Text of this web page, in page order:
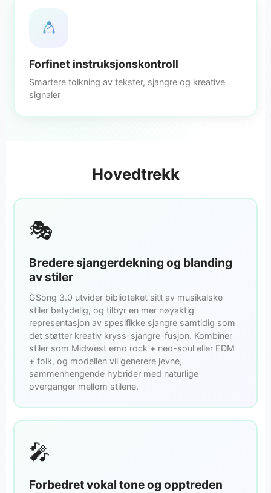
Forfinet instruksjonskontroll
Smartere tolkning av tekster, sjangre og kreative
signaler
Hovedtrekk
🎭
Bredere sjangerdekning og blanding
av stiler
GSong 3.0 utvider biblioteket sitt av musikalske
stiler betydelig, og tilbyr en mer nøyaktig
representasjon av spesifikke sjangre samtidig som
det støtter kreativ kryss-sjangre-fusjon. Kombiner
stiler som Midwest emo rock + neo-soul eller EDM
+ folk, og modellen vil generere jevne,
sammenhengende hybrider med naturlige
overganger mellom stilene.
🎤
Forbedret vokal tone og opptreden